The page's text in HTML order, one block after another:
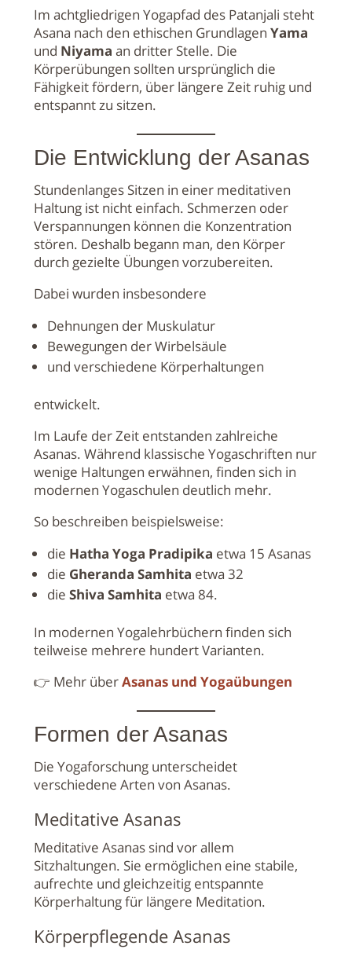
Im achtgliedrigen Yogapfad des Patanjali steht
Asana nach den ethischen Grundlagen Yama
und Niyama an dritter Stelle. Die
Körperübungen sollten ursprünglich die
Fähigkeit fördern, über längere Zeit ruhig und
entspannt zu sitzen.
Die Entwicklung der Asanas
Stundenlanges Sitzen in einer meditativen
Haltung ist nicht einfach. Schmerzen oder
Verspannungen können die Konzentration
stören. Deshalb begann man, den Körper
durch gezielte Übungen vorzubereiten.
Dabei wurden insbesondere
Dehnungen der Muskulatur
Bewegungen der Wirbelsäule
und verschiedene Körperhaltungen
entwickelt.
Im Laufe der Zeit entstanden zahlreiche
Asanas. Während klassische Yogaschriften nur
wenige Haltungen erwähnen, finden sich in
modernen Yogaschulen deutlich mehr.
So beschreiben beispielsweise:
die Hatha Yoga Pradipika etwa 15 Asanas
die Gheranda Samhita etwa 32
die Shiva Samhita etwa 84.
In modernen Yogalehrbüchern finden sich
teilweise mehrere hundert Varianten.
👉 Mehr überAsanas und Yogaübungen
Formen der Asanas
Die Yogaforschung unterscheidet
verschiedene Arten von Asanas.
Meditative Asanas
Meditative Asanas sind vor allem
Sitzhaltungen. Sie ermöglichen eine stabile,
aufrechte und gleichzeitig entspannte
Körperhaltung für längere Meditation.
Körperpflegende Asanas